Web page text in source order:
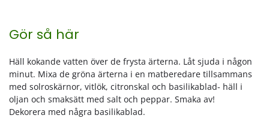
Gör så här
Häll kokande vatten över de frysta ärterna. Låt sjuda i någon
minut. Mixa de gröna ärterna i en matberedare tillsammans
med solroskärnor, vitlök, citronskal och basilikablad- häll i
oljan och smaksätt med salt och peppar. Smaka av!
Dekorera med några basilikablad.